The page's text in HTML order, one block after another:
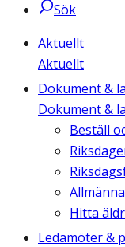
Sök
Aktuellt
Aktuellt
Dokument &
Dokument &
Beställ
Hitta
Ledamöter &